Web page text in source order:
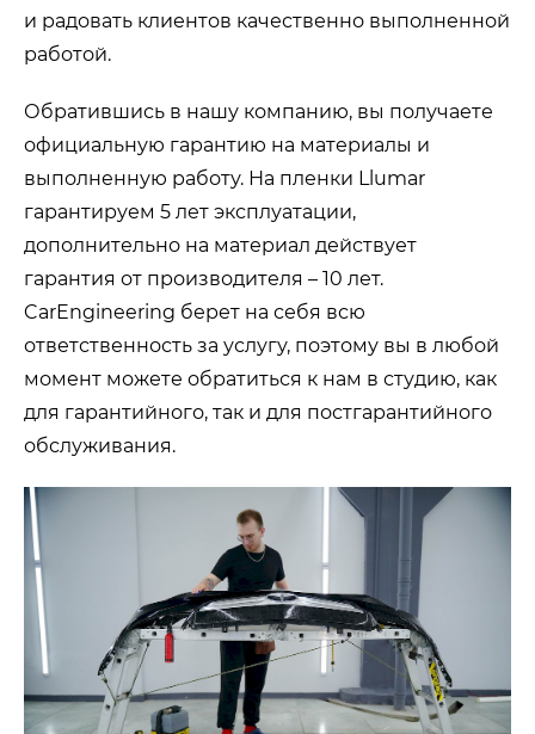
и радовать клиентов качественно выполненной
работой.
Обратившись в нашу компанию, вы получаете
официальную гарантию на материалы и
выполненную работу. На пленки Llumar
гарантируем 5 лет эксплуатации,
дополнительно на материал действует
гарантия от производителя – 10 лет.
CarEngineering берет на себя всю
ответственность за услугу, поэтому вы в любой
момент можете обратиться к нам в студию, как
для гарантийного, так и для постгарантийного
обслуживания.